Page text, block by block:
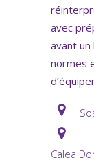
avec
avant
normes
Calea